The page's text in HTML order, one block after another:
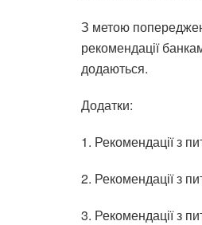
З метою
рекомендації
додаються.
Додатки:
1. Рекомендації з
2. Рекомендації з
3. Рекомендації з